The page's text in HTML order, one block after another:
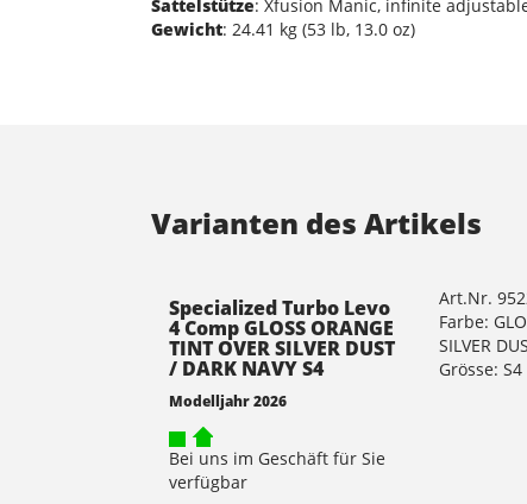
Sattelstütze: Xfusion Manic, infinite
Gewicht: 24.41 kg (53 lb, 13.0 oz)
Varianten des Artikels
Specialized Turbo Levo
4 Comp GLOSS ORANGE
TINT OVER SILVER DUST
/ DARK NAVY S4
Modelljahr 2026
Bei uns im Geschäft für Sie
verfügbar
Art.Nr.
Farbe:
SILVER
Grösse: S4